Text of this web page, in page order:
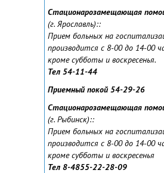
Стационарозамещающая
(г. Ярославль)::
Прием больных на
производится с 8-00 до 14-00
кроме субботы и воскресенья.
Тел 54-11-44
Приемный покой 54-29-26
Стационарозамещающая
(г. Рыбинск)::
Прием больных на
производится с 8-00 до 14-00
кроме субботы и воскресенья
Тел 8-4855-22-28-09